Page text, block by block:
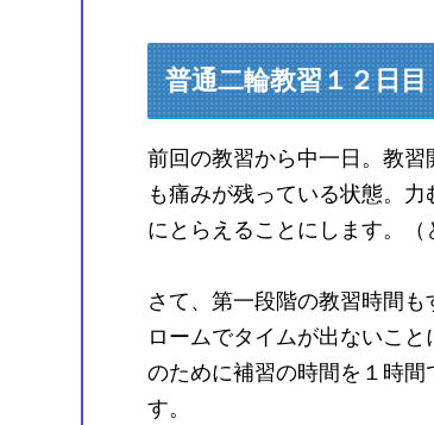
普通二輪教習１２日
前回の教習から中一日。教
も痛みが残っている状態。
にとらえることにします。（
さて、第一段階の教習時間
ロームでタイムが出ないこ
のために補習の時間を１時
す。